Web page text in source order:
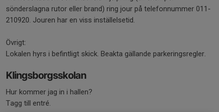
sönderslagna rutor eller brand) ring jour på telefonnummer 011-
210920. Jouren har en viss inställelsetid.
Övrigt:
Lokalen hyrs i befintligt skick. Beakta gällande parkeringsregler.
Klingsborgsskolan
Hur kommer jag in i hallen?
Tagg till entré.